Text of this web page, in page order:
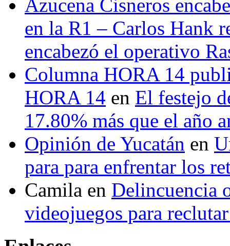
Azucena Cisneros
en la R1 – Carlos Hank
encabezó el operativo
Columna HORA 14
HORA 14 en El festejo
17.80% más que el año
Opinión de Yucatán en
para para enfrentar los
Camila en Delincuencia
videojuegos para